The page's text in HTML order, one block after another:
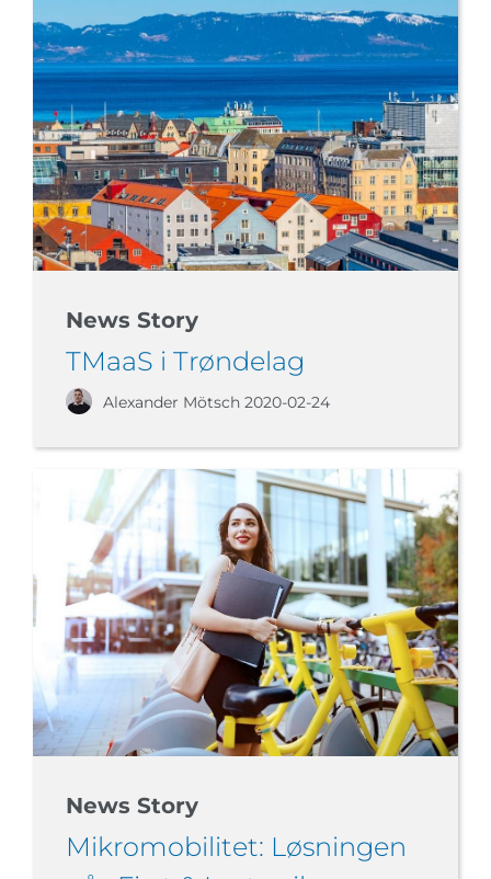
News Story
TMaaS i Trøndelag
Alexander Mötsch 2020-02-24
News Story
Mikromobilitet: Løsningen